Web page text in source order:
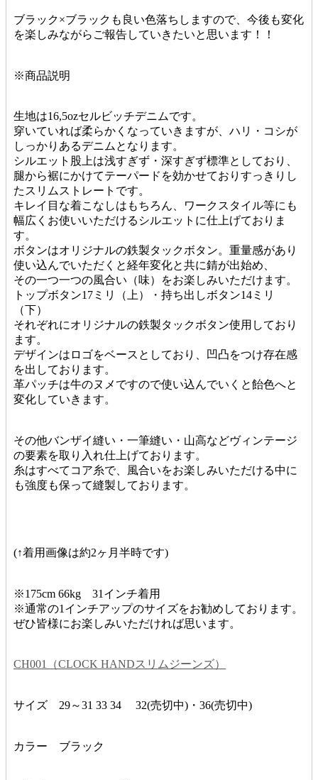
ブラック×ブラックも良い色落ちしますので、今後も変化
を楽しみながらご報告していきたいと思います！！
※商品説明
生地は16,5ozセルビッチデニムです。
穿いていれば柔らかくなっていきますが、ハリ・コシが
しっかりあるデニムとなります。
シルエット股上は浅すぎず・深すぎず標準としており、
腿から裾にかけてテーパードを効かせておりすっきりし
たスリムストレートです。
キレイ目な着こなしはもちろん、ワークスタイル等にも
幅広くお使いいただけるシルエットに仕上げておりま
す。
ボタンはオリジナルの鉄製タックボタン。重量感があり
使い込んでいただくと経年変化と共に錆が出始め、
その一つ一つの風合い（味）をお楽しみいただけます。
トップボタン17ミリ（上）・持ち出しボタン14ミリ
（下）
それぞれにオリジナルの鉄製タックボタン使用しており
ます。
デザインはロゴをベースとしており、凹凸をつけ存在感
を出しております。
革パッチは牛のヌメですので使い込んでいくと飴色へと
変化していきます。
その他バンザイ縫い・一筆縫い・山高などヴィンテージ
の要素を取り入れ仕上げております。
糸はすべてコア糸で、風合いをお楽しみいただける中に
も強度も保って縫製しております。
(↑着用画像は約2ヶ月半時です)
※175cm 66kg 31インチ着用
※通常の1インチアップのサイズをお勧めしております。
ぜひ皆様にお楽しみいただければ思います。
CH001（CLOCK HANDスリムジーンズ）
サイズ 29～31 33 34 32(売切中)・36(売切中)
カラー ブラック